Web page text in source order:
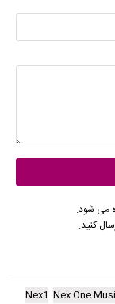
می شود.
کنید.
Nex One
Nex1